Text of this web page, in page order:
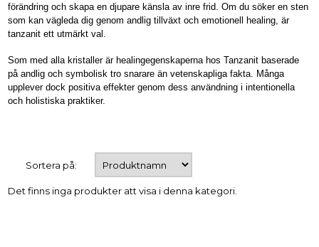
förändring och skapa en djupare känsla av inre frid. Om du söker en sten
som kan vägleda dig genom andlig tillväxt och emotionell healing, är
tanzanit ett utmärkt val.
Som med alla kristaller är healingegenskaperna hos Tanzanit baserade
på andlig och symbolisk tro snarare än vetenskapliga fakta. Många
upplever dock positiva effekter genom dess användning i intentionella
och holistiska praktiker.
Sortera på:
Det finns inga produkter att visa i denna kategori.